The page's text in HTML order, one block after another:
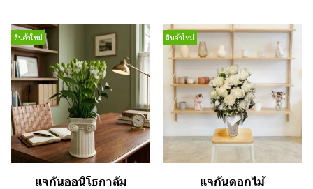
สินค้าใหม่
แจกันออนิโธกาลัม
สินค้าใหม่
แจกันดอกไม้